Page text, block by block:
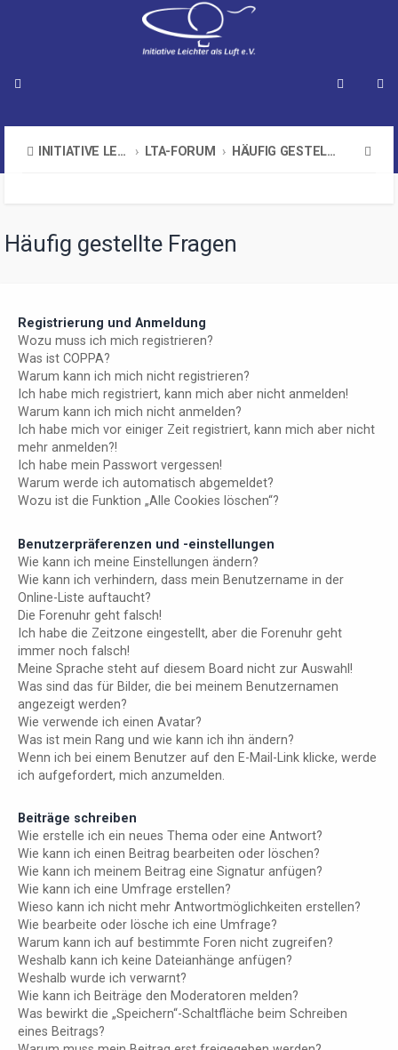
INITIATIVE LEICHTER ALS LUFT E.V. LTA-FORUM HÄUFIG GESTELLTE FRAGEN
Häufig gestellte Fragen
Registrierung und Anmeldung
Wozu muss ich mich registrieren?
Was ist COPPA?
Warum kann ich mich nicht registrieren?
Ich habe mich registriert, kann mich aber nicht anmelden!
Warum kann ich mich nicht anmelden?
Ich habe mich vor einiger Zeit registriert, kann mich aber nicht
mehr anmelden?!
Ich habe mein Passwort vergessen!
Warum werde ich automatisch abgemeldet?
Wozu ist die Funktion „Alle Cookies löschen“?
Benutzerpräferenzen und -einstellungen
Wie kann ich meine Einstellungen ändern?
Wie kann ich verhindern, dass mein Benutzername in der
Online-Liste auftaucht?
Die Forenuhr geht falsch!
Ich habe die Zeitzone eingestellt, aber die Forenuhr geht
immer noch falsch!
Meine Sprache steht auf diesem Board nicht zur Auswahl!
Was sind das für Bilder, die bei meinem Benutzernamen
angezeigt werden?
Wie verwende ich einen Avatar?
Was ist mein Rang und wie kann ich ihn ändern?
Wenn ich bei einem Benutzer auf den E-Mail-Link klicke, werde
ich aufgefordert, mich anzumelden.
Beiträge schreiben
Wie erstelle ich ein neues Thema oder eine Antwort?
Wie kann ich einen Beitrag bearbeiten oder löschen?
Wie kann ich meinem Beitrag eine Signatur anfügen?
Wie kann ich eine Umfrage erstellen?
Wieso kann ich nicht mehr Antwortmöglichkeiten erstellen?
Wie bearbeite oder lösche ich eine Umfrage?
Warum kann ich auf bestimmte Foren nicht zugreifen?
Weshalb kann ich keine Dateianhänge anfügen?
Weshalb wurde ich verwarnt?
Wie kann ich Beiträge den Moderatoren melden?
Was bewirkt die „Speichern“-Schaltfläche beim Schreiben
eines Beitrags?